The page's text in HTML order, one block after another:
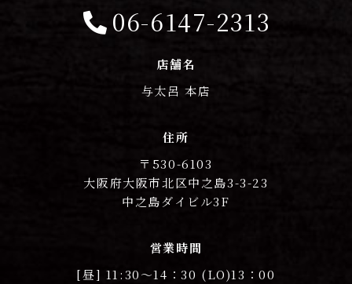
06-6147-2313
店舗名
与太呂 本店
住所
〒530-6103
大阪府大阪市北区中之島3-3-23
中之島ダイビル3F
営業時間
[昼] 11:30〜14：30 (LO)13：00